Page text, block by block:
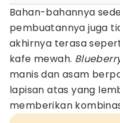
Bahan-bahannya
pembuatannya juga
akhirnya terasa
kafe mewah.
manis dan asam
lapisan atas yang
memberikan